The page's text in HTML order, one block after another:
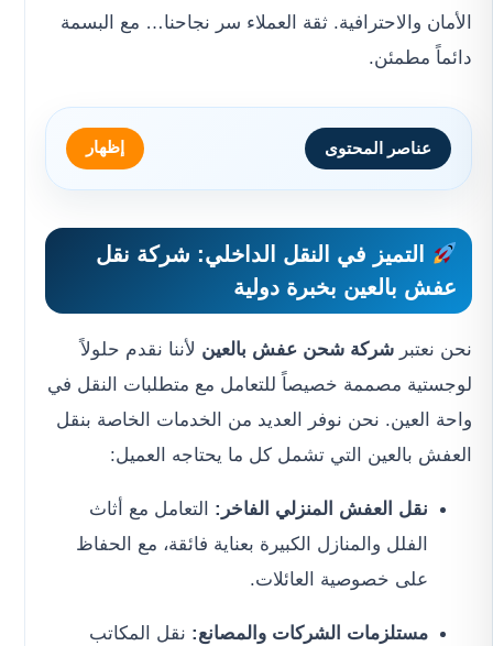
الأمان والاحترافية. ثقة العملاء سر نجاحنا… مع البسمة
دائماً مطمئن.
عناصر المحتوى إظهار
التميز في النقل الداخلي: شركة نقل
عفش بالعين بخبرة دولية
نحن نعتبر شركة شحن عفش بالعين لأننا نقدم حلولاً
لوجستية مصممة خصيصاً للتعامل مع متطلبات النقل في
واحة العين. نحن نوفر العديد من الخدمات الخاصة بنقل
العفش بالعين التي تشمل كل ما يحتاجه العميل:
نقل العفش المنزلي الفاخر: التعامل مع أثاث
الفلل والمنازل الكبيرة بعناية فائقة، مع الحفاظ
على خصوصية العائلات.
مستلزمات الشركات والمصانع: نقل المكاتب